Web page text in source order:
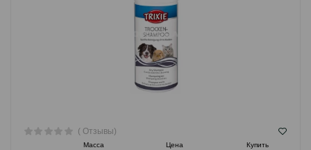
( Отзывы)
Масса Цена
Купить